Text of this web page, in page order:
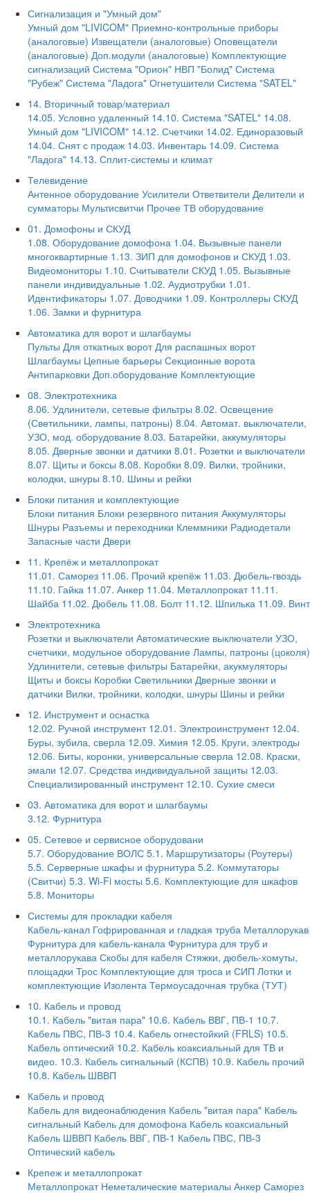
Сигнализация и "Умный дом"
Умный дом "LIVICOM" Приемно-контрольные приборы
(аналоговые) Извещатели (аналоговые) Оповещатели
(аналоговые) Доп.модули (аналоговые) Комплектующие
сигнализаций Система "Орион" НВП "Болид" Система
"Рубеж" Система "Ладога" Огнетушители Система "SATEL"
14. Вторичный товар/материал
14.05. Условно удаленный 14.10. Система "SATEL" 14.08.
Умный дом "LIVICOM" 14.12. Счетчики 14.02. Единоразовый
14.04. Снят с продаж 14.03. Инвентарь 14.09. Система
"Ладога" 14.13. Сплит-системы и климат
Телевидение
Антенное оборудование Усилители Ответвители Делители и
сумматоры Мультисвитчи Прочее ТВ оборудование
01. Домофоны и СКУД
1.08. Оборудование домофона 1.04. Вызывные панели
многоквартирные 1.13. ЗИП для домофонов и СКУД 1.03.
Видеомониторы 1.10. Считыватели СКУД 1.05. Вызывные
панели индивидуальные 1.02. Аудиотрубки 1.01.
Идентификаторы 1.07. Доводчики 1.09. Контроллеры СКУД
1.06. Замки и фурнитура
Автоматика для ворот и шлагбаумы
Пульты Для откатных ворот Для распашных ворот
Шлагбаумы Цепные барьеры Секционные ворота
Антипарковки Доп.оборудование Комплектующие
08. Электротехника
8.06. Удлинители, сетевые фильтры 8.02. Освещение
(Светильники, лампы, патроны) 8.04. Автомат. выключатели,
УЗО, мод. оборудование 8.03. Батарейки, аккумуляторы
8.05. Дверные звонки и датчики 8.01. Розетки и выключатели
8.07. Щиты и боксы 8.08. Коробки 8.09. Вилки, тройники,
колодки, шнуры 8.10. Шины и рейки
Блоки питания и комплектующие
Блоки питания Блоки резервного питания Аккумуляторы
Шнуры Разъемы и переходники Клеммники Радиодетали
Запасные части Двери
11. Крепёж и металлопрокат
11.01. Саморез 11.06. Прочий крепёж 11.03. Дюбель-гвоздь
11.10. Гайка 11.07. Анкер 11.04. Металлопрокат 11.11.
Шайба 11.02. Дюбель 11.08. Болт 11.12. Шпилька 11.09. Винт
Электротехника
Розетки и выключатели Автоматические выключатели УЗО,
счетчики, модульное оборудование Лампы, патроны (цоколя)
Удлинители, сетевые фильтры Батарейки, акукмуляторы
Щиты и боксы Коробки Светильники Дверные звонки и
датчики Вилки, тройники, колодки, шнуры Шины и рейки
12. Инструмент и оснастка
12.02. Ручной инструмент 12.01. Электроинструмент 12.04.
Буры, зубила, сверла 12.09. Химия 12.05. Круги, электроды
12.06. Биты, коронки, универсальные сверла 12.08. Краски,
эмали 12.07. Средства индивидуальной защиты 12.03.
Специализированный инструмент 12.10. Сухие смеси
03. Автоматика для ворот и шлагбаумы
3.12. Фурнитура
05. Сетевое и сервисное оборудовани
5.7. Оборудование ВОЛС 5.1. Маршрутизаторы (Роутеры)
5.5. Серверные шкафы и фурнитура 5.2. Коммутаторы
(Свитчи) 5.3. Wi-Fi мосты 5.6. Комплектующие для шкафов
5.8. Мониторы
Системы для прокладки кабеля
Кабель-канал Гофрированная и гладкая труба Металлорукав
Фурнитура для кабель-канала Фурнитура для труб и
металлорукава Скобы для кабеля Стяжки, дюбель-хомуты,
площадки Трос Комплектующие для троса и СИП Лотки и
комплектующие Изолента Термоусадочная трубка (ТУТ)
10. Кабель и провод
10.1. Кабель "витая пара" 10.6. Кабель ВВГ, ПВ-1 10.7.
Кабель ПВС, ПВ-3 10.4. Кабель огнестойкий (FRLS) 10.5.
Кабель оптический 10.2. Кабель коаксиальный для ТВ и
видео. 10.3. Кабель сигнальный (КСПВ) 10.9. Кабель прочий
10.8. Кабель ШВВП
Кабель и провод
Кабель для видеонаблюдения Кабель "витая пара" Кабель
сигнальный Кабель для домофона Кабель коаксиальный
Кабель ШВВП Кабель ВВГ, ПВ-1 Кабель ПВС, ПВ-3
Оптический кабель
Крепеж и металлопрокат
Металлопрокат Неметалические материалы Анкер Саморез